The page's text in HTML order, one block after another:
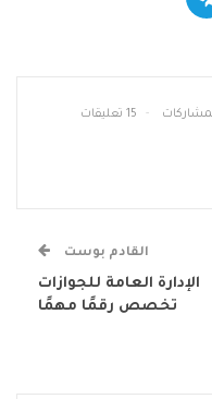
15 تعليقات
القادم بوست
الإدارة العامة للجوازات
تخصص رقمًا مهمًا